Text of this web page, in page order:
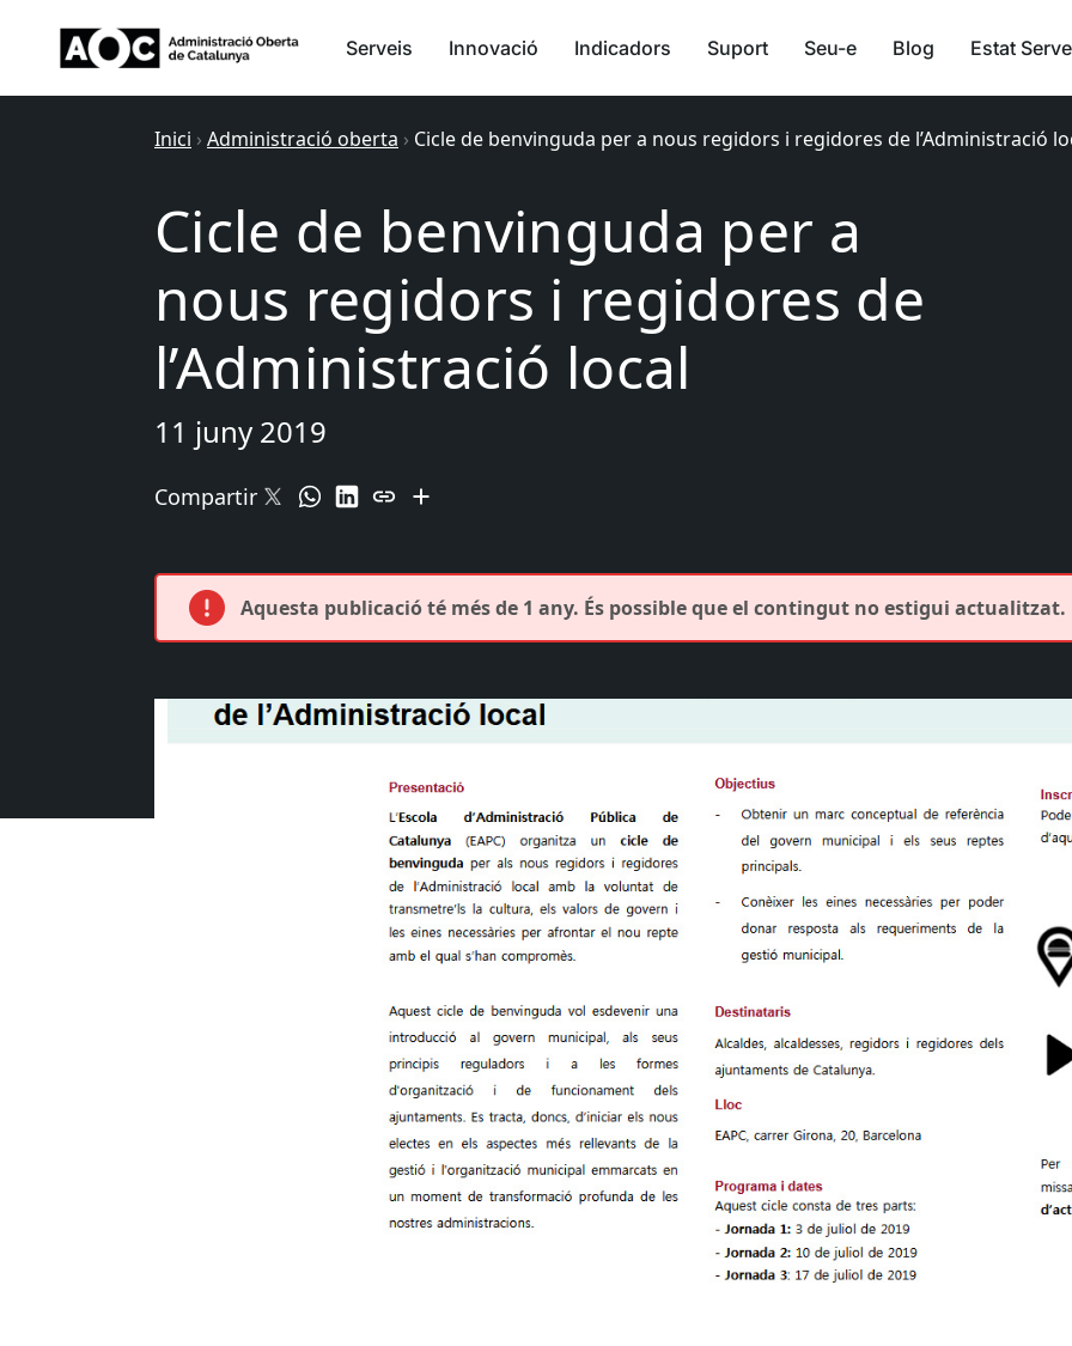
Serveis Innovació Indicadors Suport Seu-e Blog Estat
Inici › Administració oberta › Cicle de benvinguda per a nous regidors i regidores de l’Administració
Cicle de benvinguda per a
nous regidors i regidores de
l’Administració local
11 juny 2019
Compartir
Aquesta publicació té més de 1 any. És possible que el contingut no estigui actualitzat.